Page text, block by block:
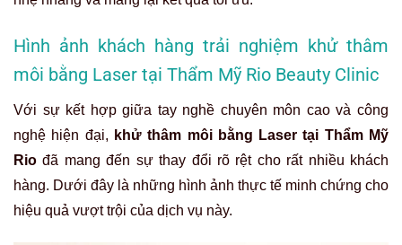
Hình ảnh khách hàng trải nghiệm khử thâm
môi bằng Laser tại Thẩm Mỹ Rio Beauty Clinic
Với sự kết hợp giữa tay nghề chuyên môn cao và công
nghệ hiện đại, khử thâm môi bằng Laser tại Thẩm Mỹ
Rio đã mang đến sự thay đổi rõ rệt cho rất nhiều khách
hàng. Dưới đây là những hình ảnh thực tế minh chứng cho
hiệu quả vượt trội của dịch vụ này.